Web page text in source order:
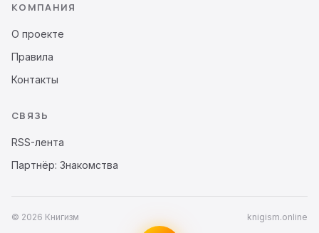
КОМПАНИЯ
О проекте
Правила
Контакты
СВЯЗЬ
RSS-лента
Партнёр: Знакомства
© 2026 Книгизм knigism.online